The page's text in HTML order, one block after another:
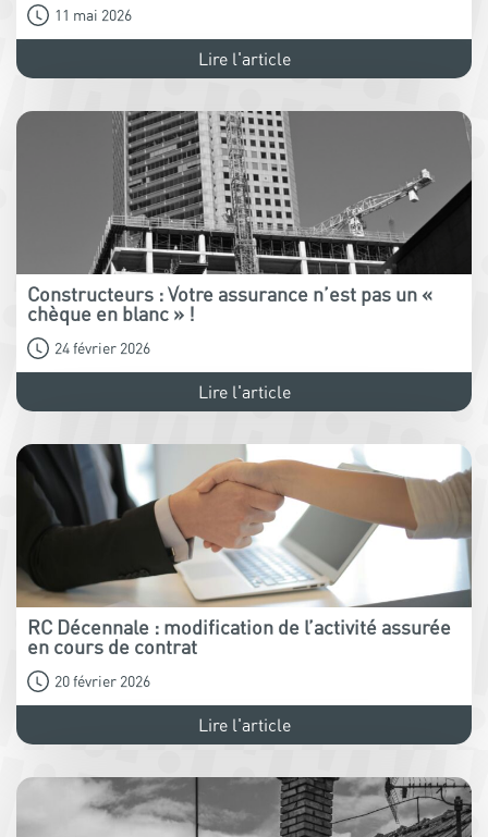
11 mai 2026
Lire l'article
Constructeurs : Votre assurance n’est pas un «
chèque en blanc » !
24 février 2026
Lire l'article
RC Décennale : modification de l’activité assurée
en cours de contrat
20 février 2026
Lire l'article